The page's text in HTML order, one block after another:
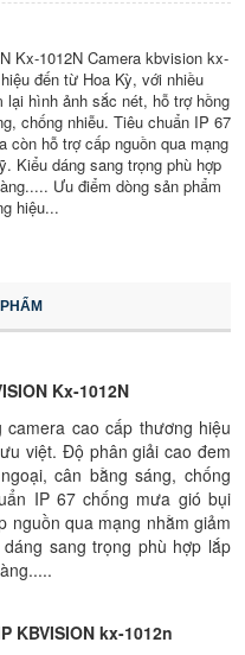
Kx-1012N Camera kbvision kx-
đến từ Hoa Kỳ, với nhiều
hình ảnh sắc nét, hỗ trợ hồng
chống nhiễu. Tiêu chuẩn IP 67
còn hỗ trợ cấp nguồn qua mạng
Kiểu dáng sang trọng phù hợp
Ưu điểm dòng sản phẩm
hiệu...
Kx-1012N
cao cấp thương hiệu
việt. Độ phân giải cao đem
cân bằng sáng, chống
IP 67 chống mưa gió bụi
nguồn qua mạng nhằm giảm
sang trọng phù hợp lắp
KBVISION kx-1012n